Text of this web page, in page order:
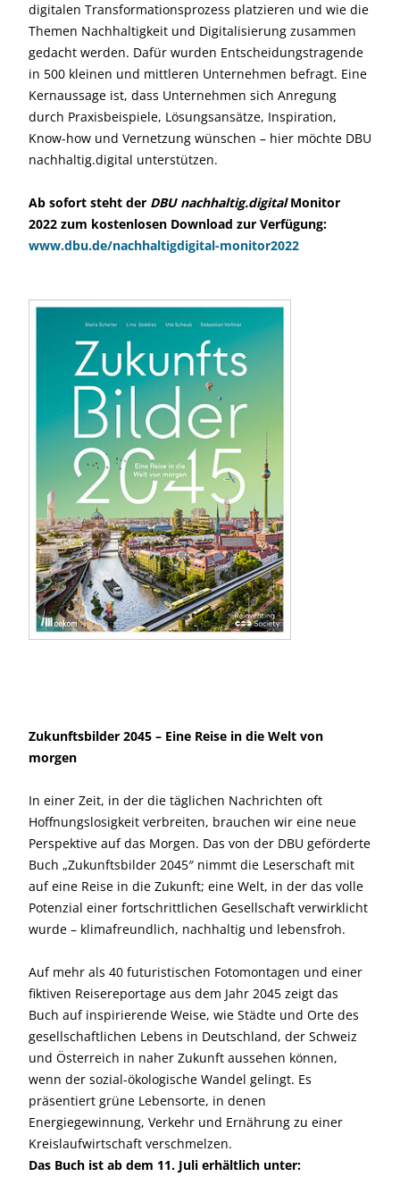
digitalen Transformationsprozess platzieren und wie die
Themen Nachhaltigkeit und Digitalisierung zusammen
gedacht werden. Dafür wurden Entscheidungstragende
in 500 kleinen und mittleren Unternehmen befragt. Eine
Kernaussage ist, dass Unternehmen sich Anregung
durch Praxisbeispiele, Lösungsansätze, Inspiration,
Know-how und Vernetzung wünschen – hier möchte DBU
nachhaltig.digital unterstützen.
Ab sofort steht der DBU nachhaltig.digitalMonitor
2022 zum kostenlosen Download zur Verfügung:
www.dbu.de/nachhaltigdigital-monitor2022
Zukunftsbilder 2045 – Eine Reise in die Welt von
morgen
In einer Zeit, in der die täglichen Nachrichten oft
Hoffnungslosigkeit verbreiten, brauchen wir eine neue
Perspektive auf das Morgen. Das von der DBU geförderte
Buch „Zukunftsbilder 2045″ nimmt die Leserschaft mit
auf eine Reise in die Zukunft; eine Welt, in der das volle
Potenzial einer fortschrittlichen Gesellschaft verwirklicht
wurde – klimafreundlich, nachhaltig und lebensfroh.
Auf mehr als 40 futuristischen Fotomontagen und einer
fiktiven Reisereportage aus dem Jahr 2045 zeigt das
Buch auf inspirierende Weise, wie Städte und Orte des
gesellschaftlichen Lebens in Deutschland, der Schweiz
und Österreich in naher Zukunft aussehen können,
wenn der sozial-ökologische Wandel gelingt. Es
präsentiert grüne Lebensorte, in denen
Energiegewinnung, Verkehr und Ernährung zu einer
Kreislaufwirtschaft verschmelzen.
Das Buch ist ab dem 11. Juli erhältlich unter: